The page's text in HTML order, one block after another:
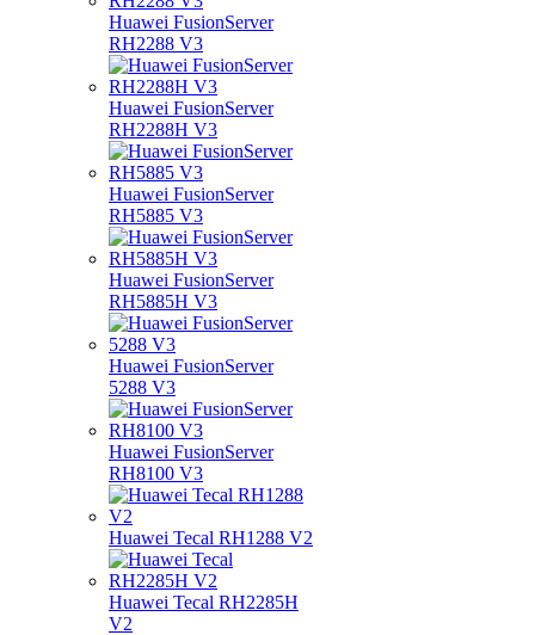
Huawei FusionServer
RH2288 V3
Huawei FusionServer
RH2288H V3
Huawei FusionServer
RH5885 V3
Huawei FusionServer
RH5885H V3
Huawei FusionServer
5288 V3
Huawei FusionServer
RH8100 V3
Huawei Tecal RH1288 V2
Huawei Tecal RH2285H
V2